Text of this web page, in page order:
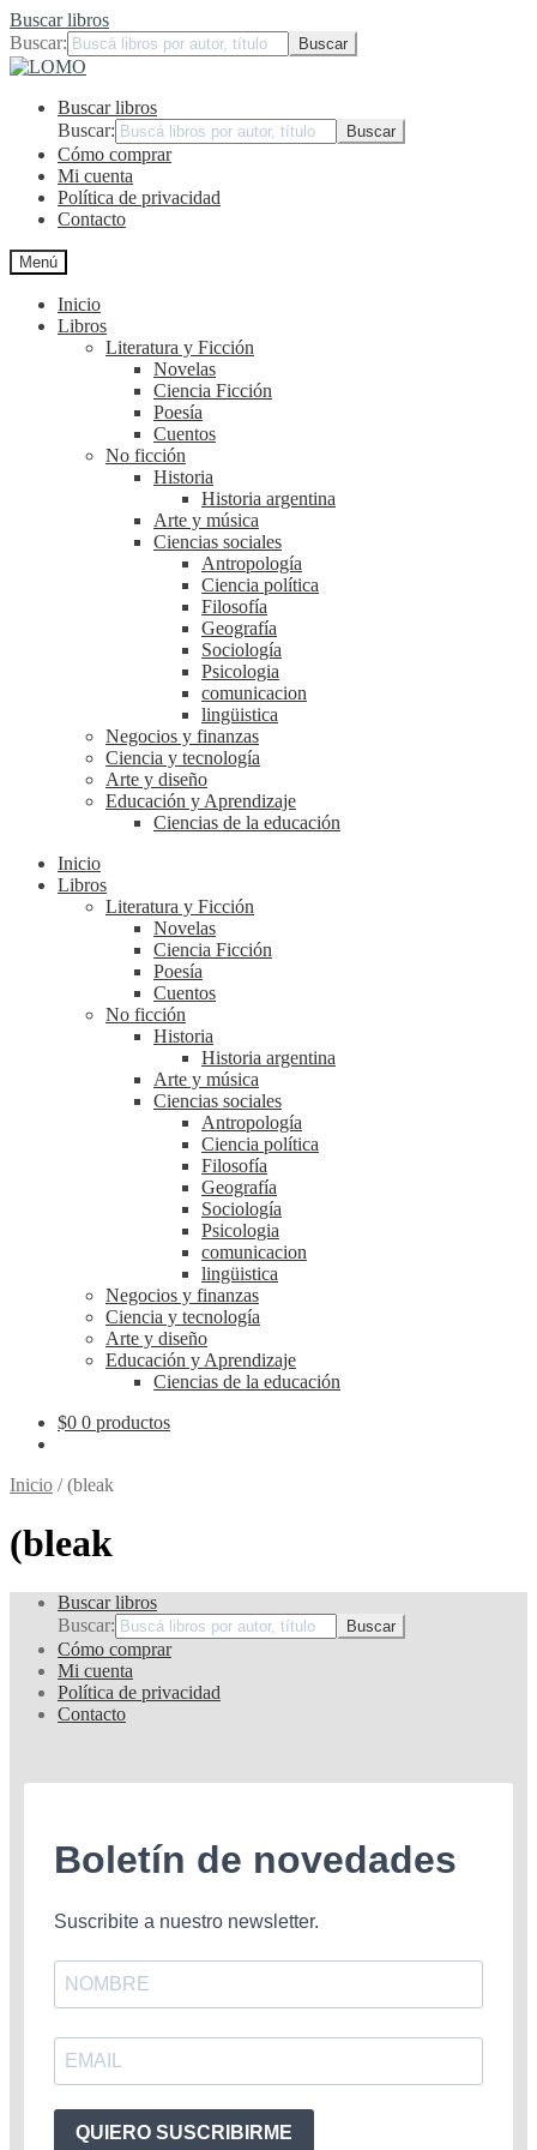
Buscar libros
Buscar:
Ir
navegación
Ir
contenidoBuscar libros
Buscar:
Cómo comprar
Mi cuenta
Política de privacidad
Contacto
Menú
Inicio
Libros
Literatura y Ficción
Novelas
Ciencia Ficción
Poesía
Cuentos
No ficción
Historia
Historia argentina
Arte y música
Ciencias sociales
Antropología
Ciencia política
Filosofía
Geografía
Sociología
Psicologia
comunicacion
lingüistica
Negocios y finanzas
Ciencia y tecnología
Arte y diseño
Educación y Aprendizaje
Ciencias de la educación
Inicio
Libros
Literatura y Ficción
Novelas
Ciencia Ficción
Poesía
Cuentos
No ficción
Historia
Historia argentina
Arte y música
Ciencias sociales
Antropología
Ciencia política
Filosofía
Geografía
Sociología
Psicologia
comunicacion
lingüistica
Negocios y finanzas
Ciencia y tecnología
Arte y diseño
Educación y Aprendizaje
Ciencias de la educación
$0 0 productos
Inicio /(bleak
(bleak
Buscar libros
Buscar:
Cómo comprar
Mi cuenta
Política de privacidad
Contacto
Boletín de novedades
Suscribite a nuestro newsletter.
QUIERO SUSCRIBIRME